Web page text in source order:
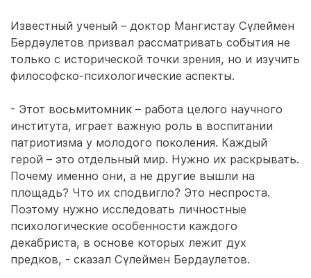
Известный ученый – доктор Мангистау Сүлеймен
Бердәулетов призвал рассматривать события не
только с исторической точки зрения, но и изучить
философско-психологические аспекты.
- Этот восьмитомник – работа целого научного
института, играет важную роль в воспитании
патриотизма у молодого поколения. Каждый
герой – это отдельный мир. Нужно их раскрывать.
Почему именно они, а не другие вышли на
площадь? Что их сподвигло? Это неспроста.
Поэтому нужно исследовать личностные
психологические особенности каждого
декабриста, в основе которых лежит дух
предков, - сказал Сүлеймен Бердаулетов.